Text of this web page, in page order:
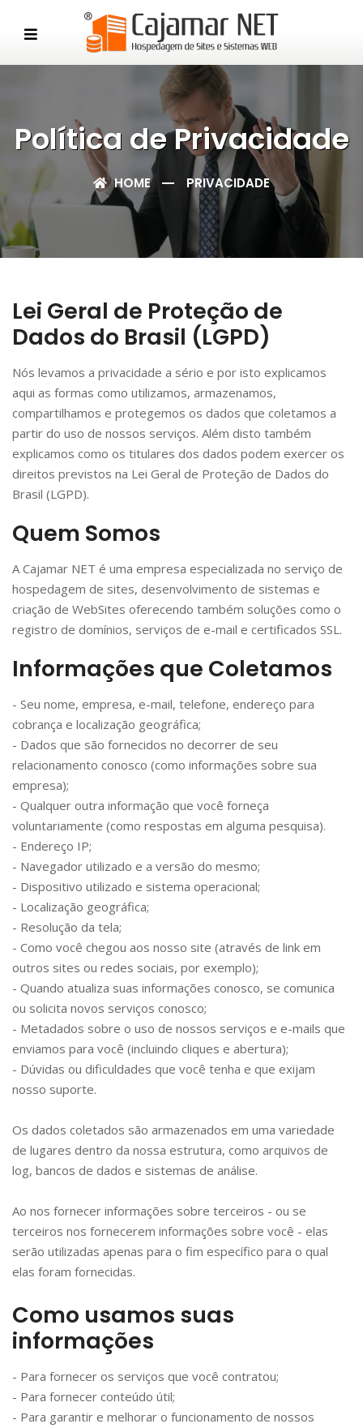
Política de Privacidade
HOME PRIVACIDADE
Lei Geral de Proteção de
Dados do Brasil (LGPD)
Nós levamos a privacidade a sério e por isto explicamos
aqui as formas como utilizamos, armazenamos,
compartilhamos e protegemos os dados que coletamos a
partir do uso de nossos serviços. Além disto também
explicamos como os titulares dos dados podem exercer os
direitos previstos na Lei Geral de Proteção de Dados do
Brasil (LGPD).
Quem Somos
A Cajamar NET é uma empresa especializada no serviço de
hospedagem de sites, desenvolvimento de sistemas e
criação de WebSites oferecendo também soluções como o
registro de domínios, serviços de e-mail e certificados SSL.
Informações que Coletamos
- Seu nome, empresa, e-mail, telefone, endereço para
cobrança e localização geográfica;
- Dados que são fornecidos no decorrer de seu
relacionamento conosco (como informações sobre sua
empresa);
- Qualquer outra informação que você forneça
voluntariamente (como respostas em alguma pesquisa).
- Endereço IP;
- Navegador utilizado e a versão do mesmo;
- Dispositivo utilizado e sistema operacional;
- Localização geográfica;
- Resolução da tela;
- Como você chegou aos nosso site (através de link em
outros sites ou redes sociais, por exemplo);
- Quando atualiza suas informações conosco, se comunica
ou solicita novos serviços conosco;
- Metadados sobre o uso de nossos serviços e e-mails que
enviamos para você (incluindo cliques e abertura);
- Dúvidas ou dificuldades que você tenha e que exijam
nosso suporte.
Os dados coletados são armazenados em uma variedade
de lugares dentro da nossa estrutura, como arquivos de
log, bancos de dados e sistemas de análise.
Ao nos fornecer informações sobre terceiros - ou se
terceiros nos fornecerem informações sobre você - elas
serão utilizadas apenas para o fim específico para o qual
elas foram fornecidas.
Como usamos suas
informações
- Para fornecer os serviços que você contratou;
- Para fornecer conteúdo útil;
- Para garantir e melhorar o funcionamento de nossos